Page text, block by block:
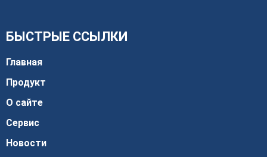
БЫСТРЫЕ ССЫЛКИ
Главная
Продукт
О сайте
Сервис
Новости